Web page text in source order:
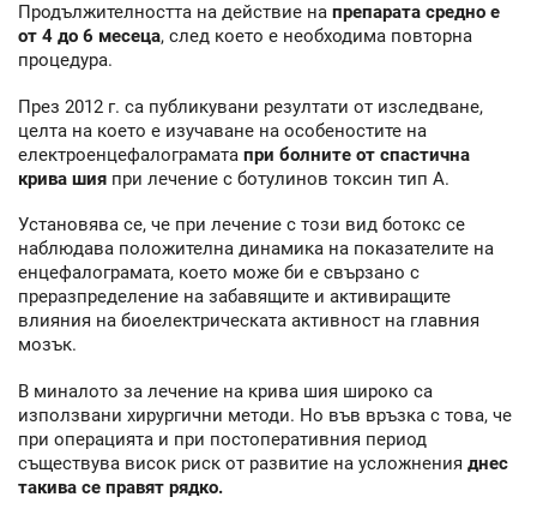
Продължителността на действие на препарата средно е
от 4 до 6 месеца, след което е необходима повторна
процедура.
През 2012 г. са публикувани резултати от изследване,
целта на което е изучаване на особеностите на
електроенцефалограмата при болните от спастична
крива шия при лечение с ботулинов токсин тип А.
Установява се, че при лечение с този вид ботокс се
наблюдава положителна динамика на показателите на
енцефалограмата, което може би е свързано с
преразпределение на забавящите и активиращите
влияния на биоелектрическата активност на главния
мозък.
В миналото за лечение на крива шия широко са
използвани хирургични методи. Но във връзка с това, че
при операцията и при постоперативния период
съществува висок риск от развитие на усложнения днес
такива се правят рядко.